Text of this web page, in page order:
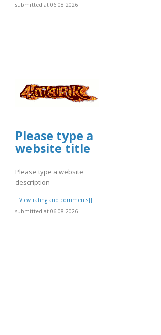
submitted at 06.08.2026
Please type a
website title
Please type a website
description
[[View rating and comments]]
submitted at 06.08.2026